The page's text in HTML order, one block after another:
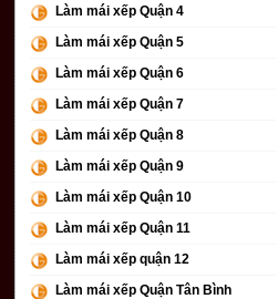
Làm mái xếp Quận 4
Làm mái xếp Quận 5
Làm mái xếp Quận 6
Làm mái xếp Quận 7
Làm mái xếp Quận 8
Làm mái xếp Quận 9
Làm mái xếp Quận 10
Làm mái xếp Quận 11
Làm mái xếp quận 12
Làm mái xếp Quận Tân Bình